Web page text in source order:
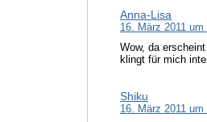
Anna-Lisa
16. März 2011 um
Wow, da
klingt für mich
Shiku
16. März 2011 um